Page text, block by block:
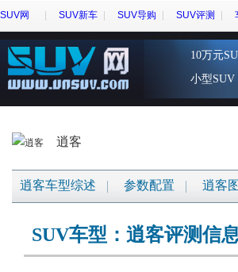
SUV网 SUV新车 SUV导购 SUV评测
10万元
小型SUV
逍客
逍客车型综述 参数配置 逍客
SUV车型：逍客评测信